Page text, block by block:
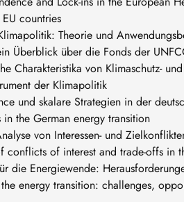
countries
Theorie und
Überblick über die Fonds der
Charakteristika von Klimaschutz-
der Klimapolitik
und skalare Strategien in der
the German energy transition
von Interessen- und
conflicts of interest and trade-offs in
die Energiewende:
energy transition: challenges,